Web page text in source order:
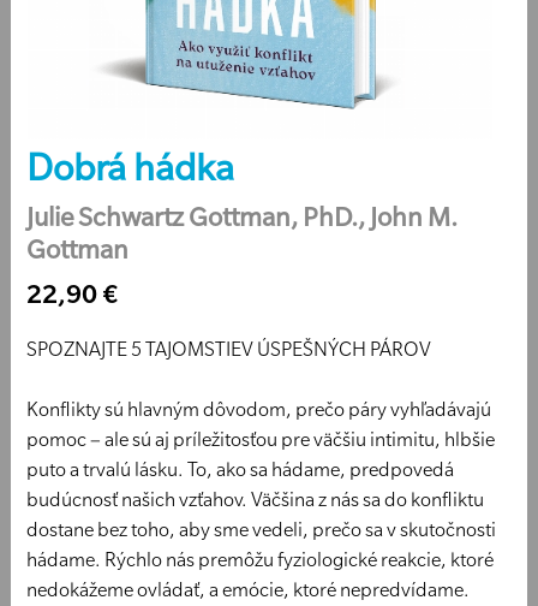
Dobrá hádka
Julie Schwartz Gottman, PhD., John M.
Gottman
22,90 €
SPOZNAJTE 5 TAJOMSTIEV ÚSPEŠNÝCH PÁROV
Konflikty sú hlavným dôvodom, prečo páry vyhľadávajú
pomoc – ale sú aj príležitosťou pre väčšiu intimitu, hlbšie
puto a trvalú lásku. To, ako sa hádame, predpovedá
budúcnosť našich vzťahov. Väčšina z nás sa do konfliktu
dostane bez toho, aby sme vedeli, prečo sa v skutočnosti
hádame. Rýchlo nás premôžu fyziologické reakcie, ktoré
nedokážeme ovládať, a emócie, ktoré nepredvídame.